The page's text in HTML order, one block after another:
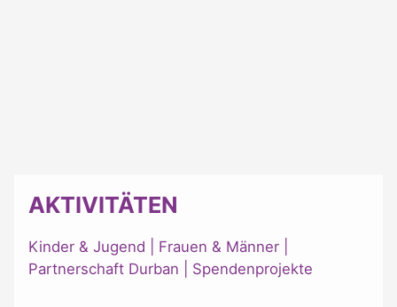
AKTIVITÄTEN
Kinder & Jugend Frauen & Männer
Partnerschaft Durban
Spendenprojekte